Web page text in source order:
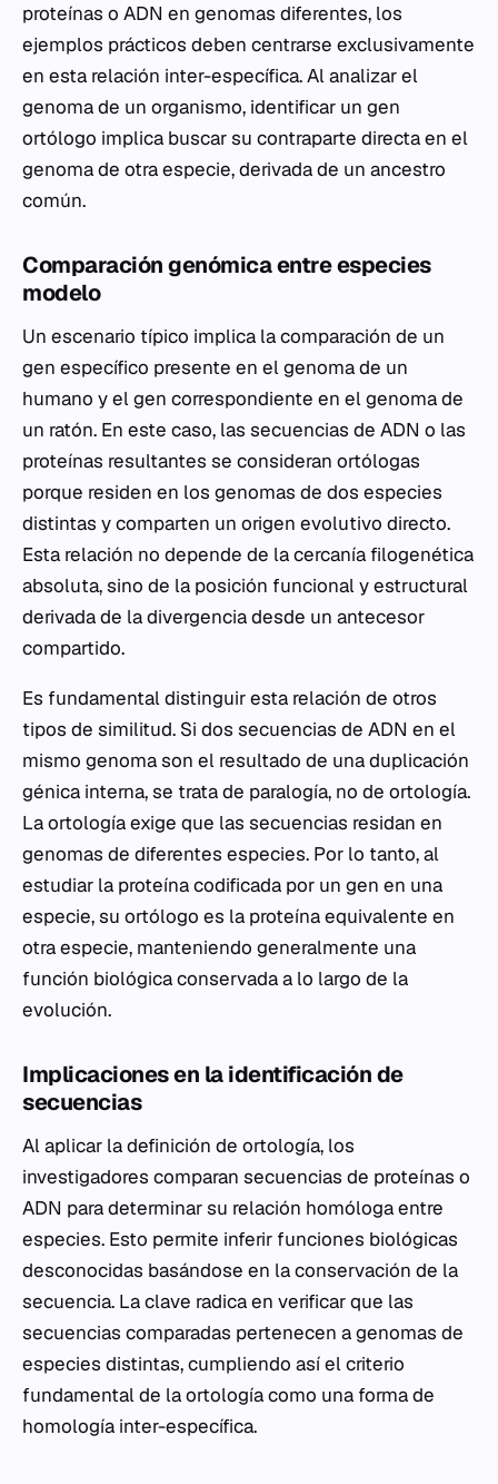
proteínas o ADN en genomas diferentes, los
ejemplos prácticos deben centrarse exclusivamente
en esta relación inter-específica. Al analizar el
genoma de un organismo, identificar un gen
ortólogo implica buscar su contraparte directa en el
genoma de otra especie, derivada de un ancestro
común.
Comparación genómica entre especies
modelo
Un escenario típico implica la comparación de un
gen específico presente en el genoma de un
humano y el gen correspondiente en el genoma de
un ratón. En este caso, las secuencias de ADN o las
proteínas resultantes se consideran ortólogas
porque residen en los genomas de dos especies
distintas y comparten un origen evolutivo directo.
Esta relación no depende de la cercanía filogenética
absoluta, sino de la posición funcional y estructural
derivada de la divergencia desde un antecesor
compartido.
Es fundamental distinguir esta relación de otros
tipos de similitud. Si dos secuencias de ADN en el
mismo genoma son el resultado de una duplicación
génica interna, se trata de paralogía, no de ortología.
La ortología exige que las secuencias residan en
genomas de diferentes especies. Por lo tanto, al
estudiar la proteína codificada por un gen en una
especie, su ortólogo es la proteína equivalente en
otra especie, manteniendo generalmente una
función biológica conservada a lo largo de la
evolución.
Implicaciones en la identificación de
secuencias
Al aplicar la definición de ortología, los
investigadores comparan secuencias de proteínas o
ADN para determinar su relación homóloga entre
especies. Esto permite inferir funciones biológicas
desconocidas basándose en la conservación de la
secuencia. La clave radica en verificar que las
secuencias comparadas pertenecen a genomas de
especies distintas, cumpliendo así el criterio
fundamental de la ortología como una forma de
homología inter-específica.